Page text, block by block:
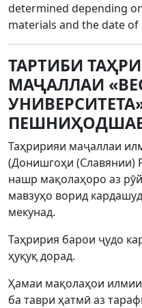
determined depending
materials and the date
ТАРТИБИ
МАҶАЛЛАИ
Таҳририяи маҷаллаи
(Донишгоҳи (Славянии)
нашр мақолаҳоро аз
мавзуҳо ворид
мекунад.
Таҳририя барои ҷудо
ҳуқуқ дорад.
Ҳамаи мақолаҳои
ба таври ҳатмӣ аз